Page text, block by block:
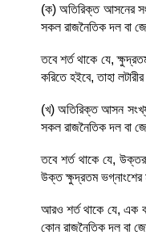
(ক) অতিরিক্ত আসনের
সকল রাজনৈতিক দল বা
তবে শর্ত থাকে যে,
করিতে হইবে, তাহা
(খ) অতিরিক্ত আসন
সকল রাজনৈতিক দল বা
তবে শর্ত থাকে যে,
উক্ত ক্ষুদ্রতম ভগ্নাংশের
আরও শর্ত থাকে যে, এক
কোন রাজনৈতিক দল বা